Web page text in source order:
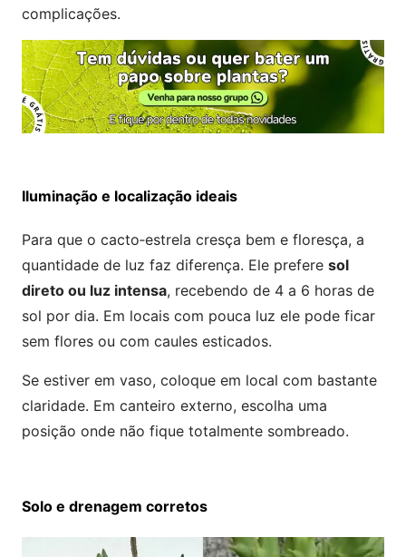
complicações.
Iluminação e localização ideais
Para que o cacto‑estrela cresça bem e floresça, a
quantidade de luz faz diferença. Ele prefere sol
direto ou luz intensa, recebendo de 4 a 6 horas de
sol por dia. Em locais com pouca luz ele pode ficar
sem flores ou com caules esticados.
Se estiver em vaso, coloque em local com bastante
claridade. Em canteiro externo, escolha uma
posição onde não fique totalmente sombreado.
Solo e drenagem corretos